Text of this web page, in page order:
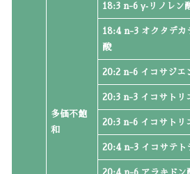
多価不飽
和
18:3 n-6 γ‐リノレン
18:4 n-3 オクタデカ
酸
20:2 n-6 イコサジエ
20:3 n-3 イコサトリ
20:3 n-6 イコサトリ
20:4 n-3 イコサテト
20:4 n-6 アラキドン